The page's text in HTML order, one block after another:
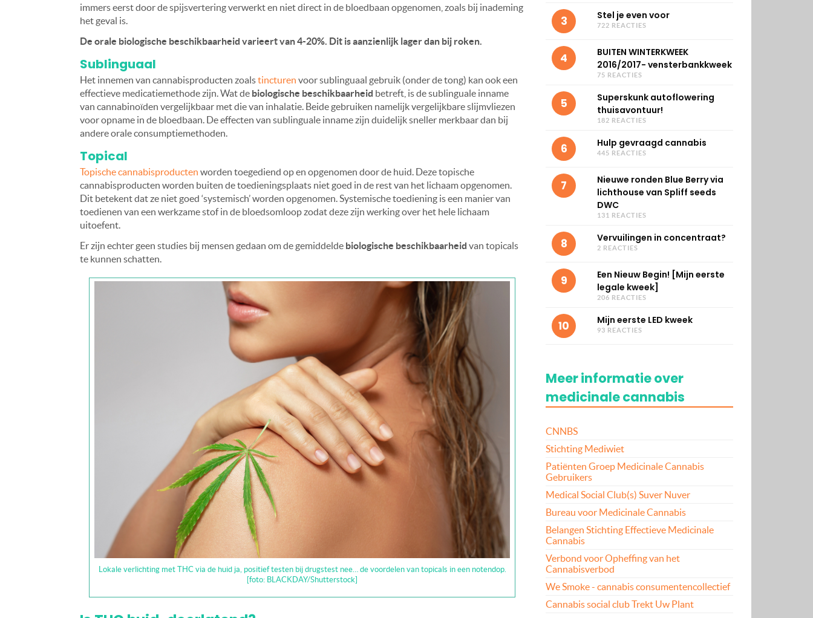
immers eerst door de spijsvertering verwerkt en niet direct in de bloedbaan opgenomen, zoals bij inademing
het geval is.
De orale biologische beschikbaarheid varieert van 4-20%. Dit is aanzienlijk lager dan bij roken.
Sublinguaal
Het innemen van cannabisproducten zoalstincturen voor sublinguaal gebruik (onder de tong) kan ook een
effectieve medicatiemethode zijn. Wat de biologische beschikbaarheid betreft, is de sublinguale inname
van cannabinoïden vergelijkbaar met die van inhalatie. Beide gebruiken namelijk vergelijkbare slijmvliezen
voor opname in de bloedbaan. De effecten van sublinguale inname zijn duidelijk sneller merkbaar dan bij
andere orale consumptiemethoden.
Topical
Topische cannabisproducten worden toegediend op en opgenomen door de huid. Deze topische
cannabisproducten worden buiten de toedieningsplaats niet goed in de rest van het lichaam opgenomen.
Dit betekent dat ze niet goed ‘systemisch’ worden opgenomen. Systemische toediening is een manier van
toedienen van een werkzame stof in de bloedsomloop zodat deze zijn werking over het hele lichaam
uitoefent.
Er zijn echter geen studies bij mensen gedaan om de gemiddelde biologische beschikbaarheid van topicals
te kunnen schatten.
Lokale verlichting met THC via de huid ja, positief testen bij drugstest nee… de voordelen van topicals in een notendop.
[foto: BLACKDAY/Shutterstock]
3 Stel je even voor
722 REACTIES
4
BUITEN WINTERKWEEK
2016/2017- vensterbankkweek
75 REACTIES
5
Superskunk autoflowering
thuisavontuur!
182 REACTIES
6 Hulp gevraagd cannabis
445 REACTIES
7
Nieuwe ronden Blue Berry via
lichthouse van Spliff seeds
DWC
131 REACTIES
8 Vervuilingen in concentraat?
2 REACTIES
9
Een Nieuw Begin! [Mijn eerste
legale kweek]
206 REACTIES
10 Mijn eerste LED kweek
93 REACTIES
Meer informatie over
medicinale cannabis
CNNBS
Stichting Mediwiet
Patiënten Groep Medicinale Cannabis
Gebruikers
Medical Social Club(s) Suver Nuver
Bureau voor Medicinale Cannabis
Belangen Stichting Effectieve Medicinale
Cannabis
Verbond voor Opheffing van het
Cannabisverbod
We Smoke - cannabis consumentencollectief
Cannabis social club Trekt Uw Plant